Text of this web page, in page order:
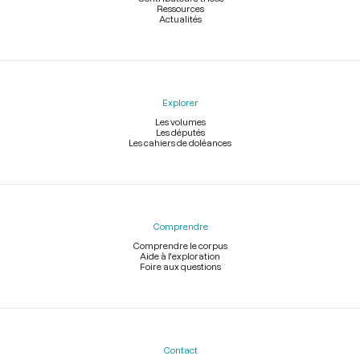
Ressources
Actualités
Explorer
Les volumes
Les députés
Les cahiers de doléances
Comprendre
Comprendre le corpus
Aide à l'exploration
Foire aux questions
Contact